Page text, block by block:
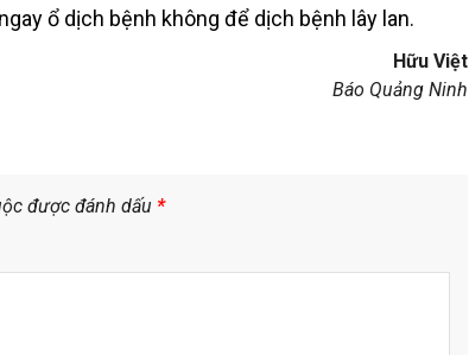
ổ dịch bệnh không để dịch bệnh lây lan.
Hữu Việt
Báo Quảng Ninh
được đánh dấu *